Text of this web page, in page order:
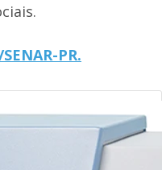
SENAR-PR.